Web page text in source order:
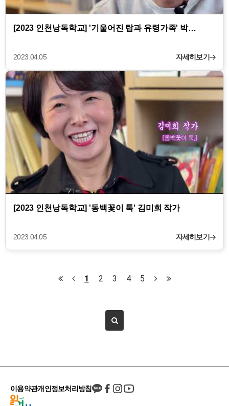
[2023 인천낭독학교] '기울어진 탑과 유령가족' 박…
2023.04.05 자세히보기
[2023 인천낭독학교] '동백꽃이 툭' 김미희 작가
2023.04.05 자세히보기
1 2 3 4 5
이용약관개인정보처리방침